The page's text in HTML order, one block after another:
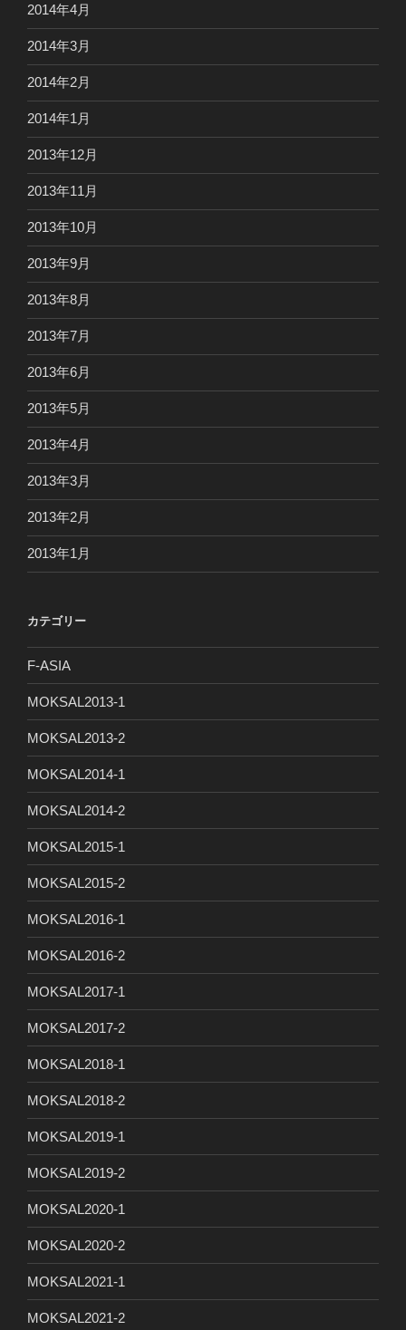
2014年4月
2014年3月
2014年2月
2014年1月
2013年12月
2013年11月
2013年10月
2013年9月
2013年8月
2013年7月
2013年6月
2013年5月
2013年4月
2013年3月
2013年2月
2013年1月
カテゴリー
F-ASIA
MOKSAL2013-1
MOKSAL2013-2
MOKSAL2014-1
MOKSAL2014-2
MOKSAL2015-1
MOKSAL2015-2
MOKSAL2016-1
MOKSAL2016-2
MOKSAL2017-1
MOKSAL2017-2
MOKSAL2018-1
MOKSAL2018-2
MOKSAL2019-1
MOKSAL2019-2
MOKSAL2020-1
MOKSAL2020-2
MOKSAL2021-1
MOKSAL2021-2